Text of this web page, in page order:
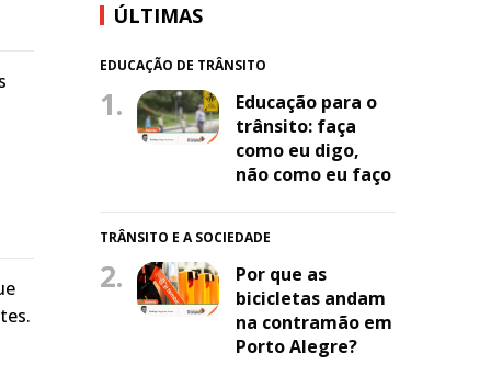
ÚLTIMAS
EDUCAÇÃO DE TRÂNSITO
1.
Educação para o
trânsito: faça
como eu digo,
não como eu faço
TRÂNSITO E A SOCIEDADE
2.
Por que as
bicicletas andam
na contramão em
Porto Alegre?